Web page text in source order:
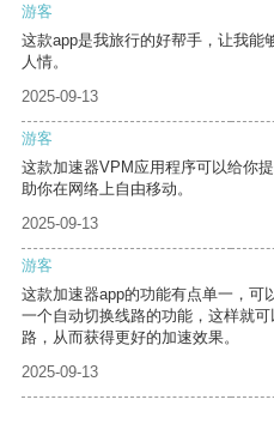
游客
这款app是我旅行的好帮手，让我能
人情。
2025-09-13
游客
这款加速器VPM应用程序可以给你
助你在网络上自由移动。
2025-09-13
游客
这款加速器app的功能有点单一，可
一个自动切换线路的功能，这样就
路，从而获得更好的加速效果。
2025-09-13